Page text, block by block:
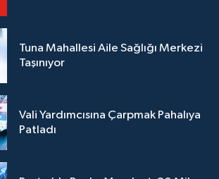
Tuna Mahallesi Aile Sağlığı Merkezi
Taşınıyor
Vali Yardımcısına Çarpmak Pahalıya
Patladı